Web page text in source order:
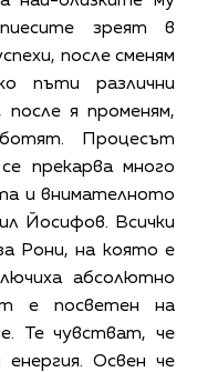
зреят в
после сменям
пъти различни
я променям,
Процесът
прекарва много
и внимателното
Йосифов. Всички
Рони, на която е
абсолютно
е посветен на
Те чувстват, че
Освен че